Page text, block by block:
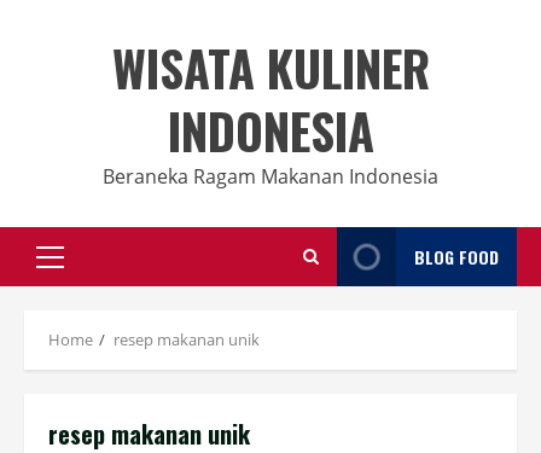
WISATA KULINER
INDONESIA
Beraneka Ragam Makanan Indonesia
Primary
Menu
BLOG FOOD
Home resep makanan unik
resep makanan unik